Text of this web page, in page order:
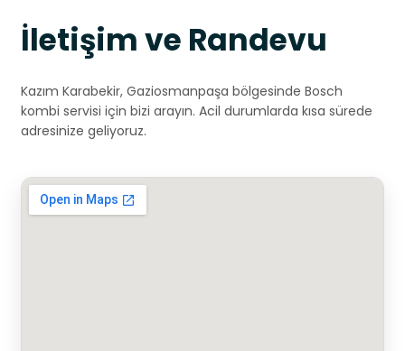
İletişim ve Randevu
Kazım Karabekir, Gaziosmanpaşa bölgesinde Bosch
kombi servisi için bizi arayın. Acil durumlarda kısa sürede
adresinize geliyoruz.